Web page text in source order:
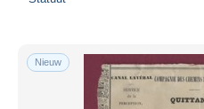
Nieuw